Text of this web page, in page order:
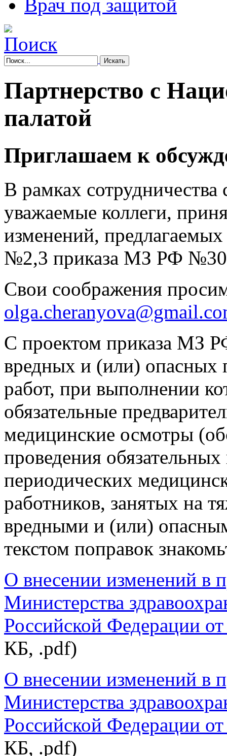
Врач под защитой
Партнерство с
палатой
Приглашаем к
В рамках
уважаемые коллеги,
изменений,
№2,3 приказа МЗ РФ
Свои соображения
С проектом приказа МЗ
вредных и (или) опасных
работ, при выполнении
обязательные
медицинские осмотры
проведения
периодических
работников, занятых на
вредными и (или)
текстом поправок
О внесении изменений в
Министерства
Российской Федерации
КБ, .pdf)
О внесении изменений в
Министерства
Российской Федерации
КБ, .pdf)